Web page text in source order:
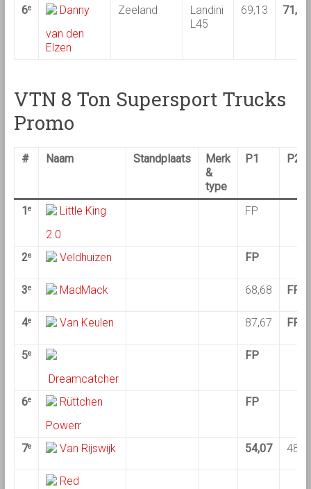
6e
Danny
van den
Elzen
Zeeland
Landini
L45
69,13 71,35
VTN 8 Ton Supersport Trucks
Promo
# Naam Standplaats
Merk
&
type
P1 P2
1 e
Little King
2.0
FP
2e Veldhuizen FP
3e MadMack 68,68 FP
4e Van Keulen 87,67 FP
5e
Dreamcatcher
FP
6e
Rüttchen
Powerr
FP
7e Van Rijswijk 54,07
Red